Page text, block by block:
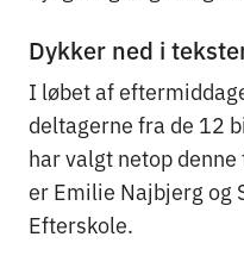
Dykker ned i
I løbet af
deltagerne fra de 12
har valgt netop
er Emilie Najbjerg og
Efterskole.